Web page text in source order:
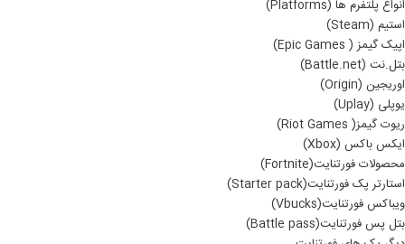
انواع پلتفرم ها (Platforms)
استیم (Steam)
اپیک گیمز ( Epic Games)
بتل.نت (Battle.net)
اوریجین (Origin)
یوپلی (Uplay)
ریوت گیمز( Riot Games)
ایکس باکس (Xbox)
محصولات فورتنایت(Fortnite)
استارتر پک فورتنایت(Starter pack)
ویباکس فورتنایت(Vbucks)
بتل پس فورتنایت(Battle pass)